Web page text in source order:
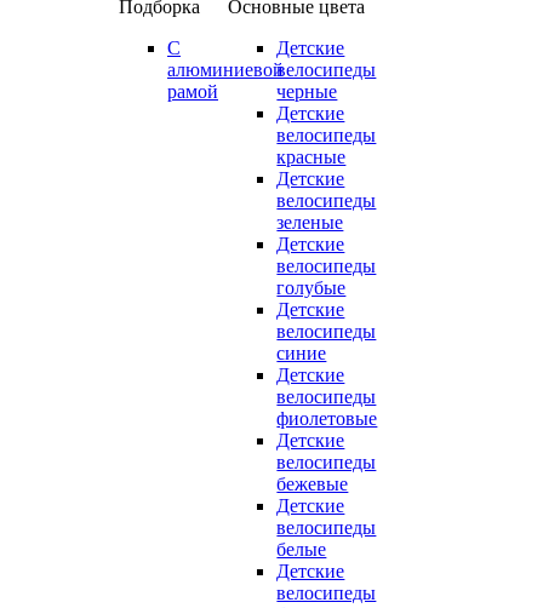
Подборка
С
алюминиевой
рамой
Основные цвета
Детские
велосипеды
черные
Детские
велосипеды
красные
Детские
велосипеды
зеленые
Детские
велосипеды
голубые
Детские
велосипеды
синие
Детские
велосипеды
фиолетовые
Детские
велосипеды
бежевые
Детские
велосипеды
белые
Детские
велосипеды